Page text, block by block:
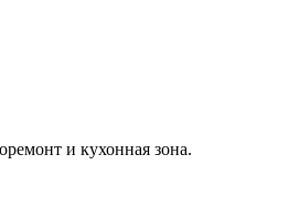
и кухонная зона.